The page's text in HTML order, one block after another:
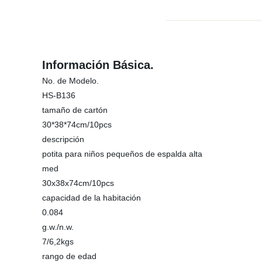
Información Básica.
No. de Modelo.
HS-B136
tamaño de cartón
30*38*74cm/10pcs
descripción
potita para niños pequeños de espalda alta
med
30x38x74cm/10pcs
capacidad de la habitación
0.084
g.w./n.w.
7/6,2kgs
rango de edad